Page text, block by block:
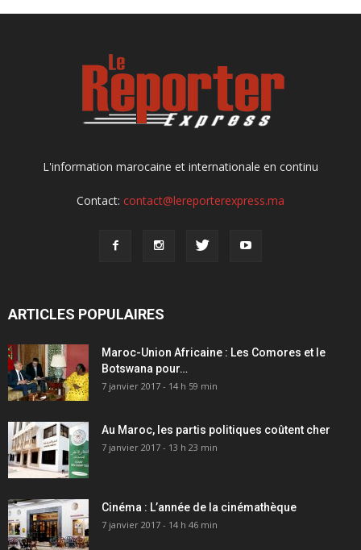
L'information marocaine et internationale en continu
Contact: contact@lereporterexpress.ma
ARTICLES POPULAIRES
Maroc-Union Africaine : Les Comores et le
Botswana pour…
7 janvier 2017 - 14 h 59 min
Au Maroc, les partis politiques coûtent cher
7 janvier 2017 - 13 h 23 min
Cinéma : L’année de la cinémathèque
7 janvier 2017 - 14 h 46 min